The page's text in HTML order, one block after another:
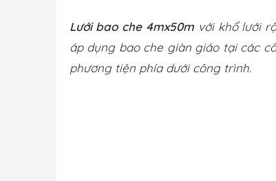
Lưới bao che 4mx50m với khổ lưới
áp dụng bao che giàn giáo tại các
phương tiện phía dưới công trình.